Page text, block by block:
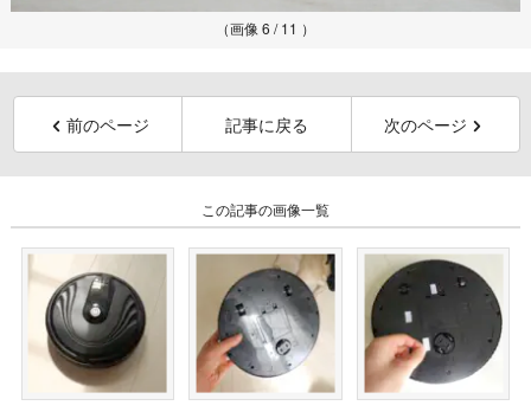
（画像 6 / 11 ）
前のページ 記事に戻る 次のページ
この記事の画像一覧